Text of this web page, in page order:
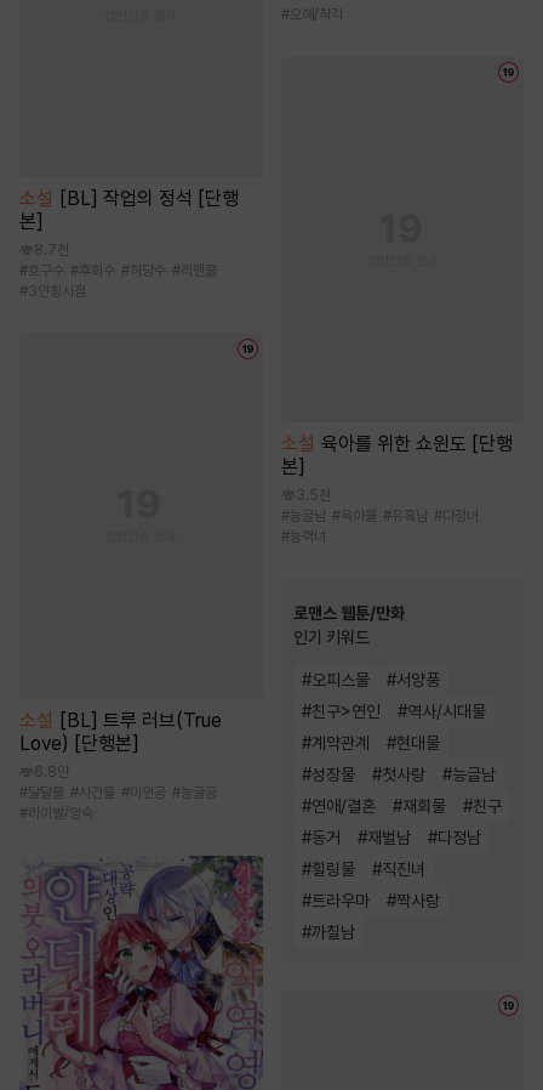
소설 [BL] 작업의 정석 [단행
본]
8.7천
#호구수 #후회수 #허당수 #리맨물
#3인칭시점
소설 [BL] 트루 러브(True
Love) [단행본]
6.8만
#달달물 #사건물 #미인공 #능글공
#라이벌/앙숙
#오해/착각
소설 육아를 위한 쇼윈도 [단행
본]
3.5천
#능글남 #육아물 #유혹남 #다정녀
#능력녀
로맨스 웹툰/만화
인기 키워드
#오피스물 #서양풍
#친구>연인 #역사/시대물
#계약관계 #현대물
#성장물 #첫사랑 #능글남
#연애/결혼 #재회물 #친구
#동거 #재벌남 #다정남
#힐링물 #직진녀
#트라우마 #짝사랑
#까칠남